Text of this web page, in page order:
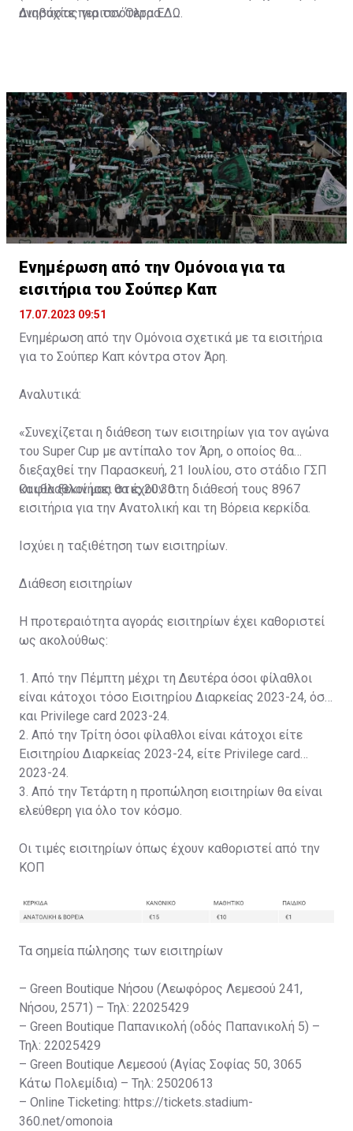
ανησυχίας για τον Όλτρα.
Διαβάστε περισσότεραΕΔΩ.
Ενημέρωση από την Ομόνοια για τα
εισιτήρια του Σούπερ Καπ
17.07.2023 09:51
Ενημέρωση από την Ομόνοια σχετικά με τα εισιτήρια
για το Σούπερ Καπ κόντρα στον Άρη.
Αναλυτικά:
«Συνεχίζεται η διάθεση των εισιτηρίων για τον αγώνα
του Super Cup με αντίπαλο τον Άρη, ο οποίος θα
διεξαχθεί την Παρασκευή, 21 Ιουλίου, στο στάδιο ΓΣΠ
και θα ξεκινήσει στις 20:30.
Οι φίλαθλοί μας θα έχουν στη διάθεσή τους 8967
εισιτήρια για την Ανατολική και τη Βόρεια κερκίδα.
Ισχύει η ταξιθέτηση των εισιτηρίων.
Διάθεση εισιτηρίων
Η προτεραιότητα αγοράς εισιτηρίων έχει καθοριστεί
ως ακολούθως:
1. Από την Πέμπτη μέχρι τη Δευτέρα όσοι φίλαθλοι
είναι κάτοχοι τόσο Εισιτηρίου Διαρκείας 2023-24, όσο
και Privilege card 2023-24.
2. Από την Τρίτη όσοι φίλαθλοι είναι κάτοχοι είτε
Εισιτηρίου Διαρκείας 2023-24, είτε Privilege card
2023-24.
3. Από την Τετάρτη η προπώληση εισιτηρίων θα είναι
ελεύθερη για όλο τον κόσμο.
Οι τιμές εισιτηρίων όπως έχουν καθοριστεί από την
ΚΟΠ
Τα σημεία πώλησης των εισιτηρίων
– Green Boutique Νήσου (Λεωφόρος Λεμεσού 241,
Νήσου, 2571) – Τηλ: 22025429
– Green Boutique Παπανικολή (οδός Παπανικολή 5) –
Τηλ: 22025429
– Green Boutique Λεμεσού (Αγίας Σοφίας 50, 3065
Κάτω Πολεμίδια) – Τηλ: 25020613
– Online Ticketing: https://tickets.stadium-
360.net/omonoia